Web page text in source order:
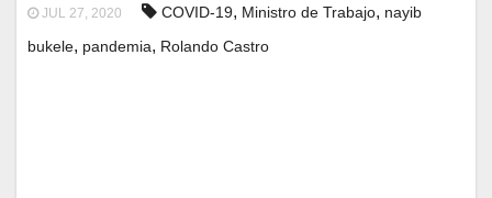
JUL 27, 2020 COVID-19, Ministro de Trabajo, nayib
bukele, pandemia, Rolando Castro